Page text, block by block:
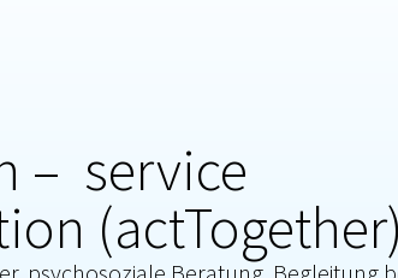
– service
(actTogether)